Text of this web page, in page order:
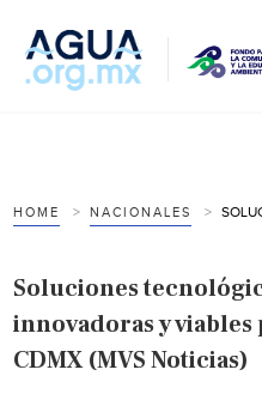
HOME NACIONALES
Soluciones
innovadoras y viables
CDMX (MVS Noticias)